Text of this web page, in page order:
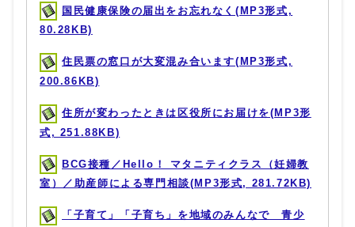
国民健康保険の届出をお忘れなく(MP3形式,
80.28KB)
住民票の窓口が大変混み合います(MP3形式,
200.86KB)
住所が変わったときは区役所にお届けを(MP3形
式, 251.88KB)
BCG接種／Hello！ マタニティクラス（妊婦教
室）／助産師による専門相談(MP3形式, 281.72KB)
「子育て」「子育ち」を地域のみんなで 青少